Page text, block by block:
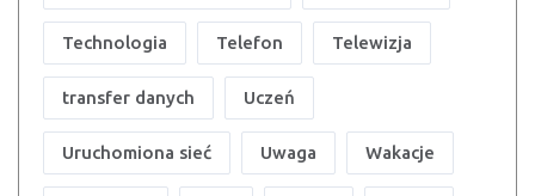
Technologia Telefon Telewizja
transfer danych Uczeń
Uruchomiona sieć Uwaga Wakacje